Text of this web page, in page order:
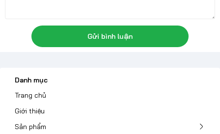
Gửi bình luận
Danh mục
Trang chủ
Giới thiệu
Sản phẩm